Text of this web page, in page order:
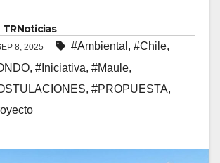
TRNoticias
8, 2025 #Ambiental , #Chile,
, #Iniciativa, #Maule,
, #PROPUESTA,